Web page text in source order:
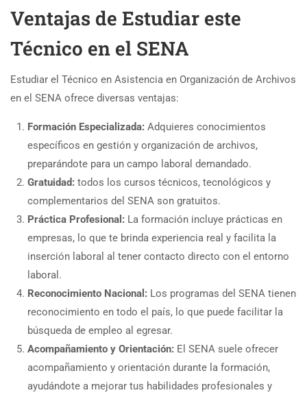
Ventajas de Estudiar este
Técnico en el SENA
Estudiar el Técnico en Asistencia en Organización de Archivos
en el SENA ofrece diversas ventajas:
Formación Especializada: Adquieres conocimientos
específicos en gestión y organización de archivos,
preparándote para un campo laboral demandado.
Gratuidad: todos los cursos técnicos, tecnológicos y
complementarios del SENA son gratuitos.
Práctica Profesional: La formación incluye prácticas en
empresas, lo que te brinda experiencia real y facilita la
inserción laboral al tener contacto directo con el entorno
laboral.
Reconocimiento Nacional: Los programas del SENA tienen
reconocimiento en todo el país, lo que puede facilitar la
búsqueda de empleo al egresar.
Acompañamiento y Orientación: El SENA suele ofrecer
acompañamiento y orientación durante la formación,
ayudándote a mejorar tus habilidades profesionales y